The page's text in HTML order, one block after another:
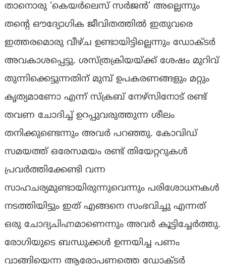
താനൊരു ‘കെയർലെസ് സർജൻ’ അല്ലെന്നും
തന്റെ ഔദ്യോഗിക ജീവിതത്തിൽ ഇതുവരെ
ഇത്തരമൊരു വീഴ്ച ഉണ്ടായിട്ടില്ലെന്നും ഡോക്ടർ
അവകാശപ്പെട്ടു. ശസ്ത്രക്രിയയ്ക്ക് ശേഷം മുറിവ്
തുന്നിക്കെട്ടുന്നതിന് മുമ്പ് ഉപകരണങ്ങളും മറ്റും
കൃത്യമാണോ എന്ന് സ്ക്രബ് നേഴ്സിനോട് രണ്ട്
തവണ ചോദിച്ച് ഉറപ്പുവരുത്തുന്ന ശീലം
തനിക്കുണ്ടെന്നും അവർ പറഞ്ഞു. കോവിഡ്
സമയത്ത് ഒരേസമയം രണ്ട് തിയേറ്ററുകൾ
പ്രവർത്തിക്കേണ്ടി വന്ന
സാഹചര്യമുണ്ടായിരുന്നുവെന്നും പരിശോധനകൾ
നടത്തിയിട്ടും ഇത് എങ്ങനെ സംഭവിച്ചു എന്നത്
ഒരു ചോദ്യചിഹ്നമാണെന്നും അവർ കൂട്ടിച്ചേർത്തു.
രോഗിയുടെ ബന്ധുക്കൾ ഉന്നയിച്ച പണം
വാങ്ങിയെന്ന ആരോപണത്തെ ഡോക്ടർ